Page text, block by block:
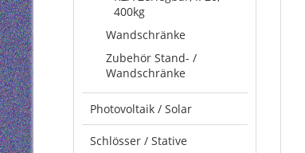
400kg
Wandschränke
Zubehör Stand- /
Wandschränke
Photovoltaik / Solar
Schlösser / Stative